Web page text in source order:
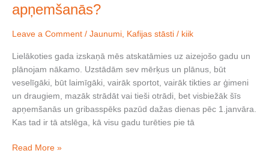
apņemšanās?
Leave a Comment / Jaunumi, Kafijas stāsti / kiik
Lielākoties gada izskaņā mēs atskatāmies uz aizejošo gadu un
plānojam nākamo. Uzstādām sev mērķus un plānus, būt
veselīgāki, būt laimīgāki, vairāk sportot, vairāk tikties ar ģimeni
un draugiem, mazāk strādāt vai tieši otrādi, bet visbiežāk šīs
apņemšanās un gribasspēks pazūd dažas dienas pēc 1.janvāra.
Kas tad ir tā atslēga, kā visu gadu turēties pie tā
Read More »